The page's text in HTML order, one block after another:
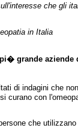
che gli
in Italia
grande aziende
di indagini che
curano con
che